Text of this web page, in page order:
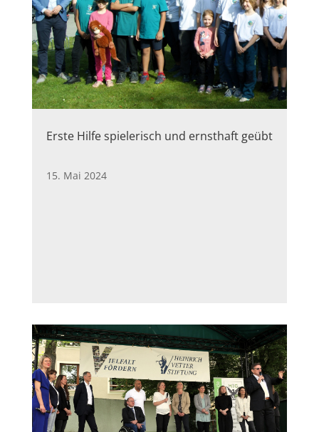
Erste Hilfe spielerisch und ernsthaft geübt
15. Mai 2024